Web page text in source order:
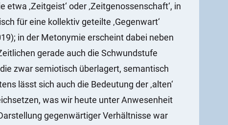
‚Zeitgeist‘ oder ‚Zeitgenossenschaft‘, in
für eine kollektiv geteilte ‚Gegenwart‘
in der Metonymie erscheint dabei neben
gerade auch die Schwundstufe
zwar semiotisch überlagert, semantisch
lässt sich auch die Bedeutung der ‚alten‘
was wir heute unter Anwesenheit
gegenwärtiger Verhältnisse war